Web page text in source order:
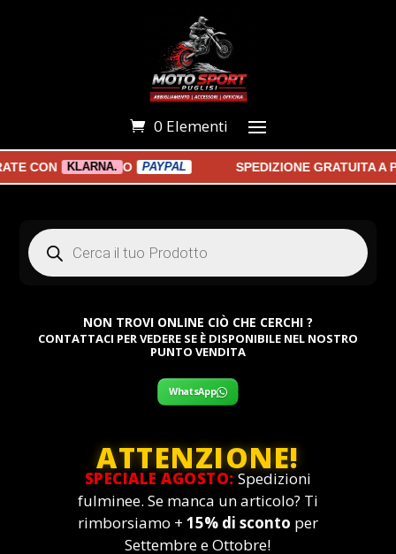
0 Elementi
CON KLARNA. O PAYPAL SPEDIZIONE GRATUITA A
Products
search
NON TROVI ONLINE CIÒ CHE CERCHI ?
CONTATTACI PER VEDERE SE È DISPONIBILE NEL NOSTRO
PUNTO VENDITA
WhatsApp
ATTENZIONE!
SPECIALE AGOSTO: Spedizioni
fulminee. Se manca un articolo? Ti
rimborsiamo + 15% di sconto per
Settembre e Ottobre!